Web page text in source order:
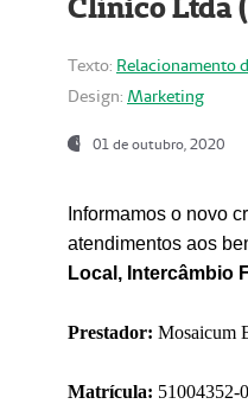
Texto: Relacionamento
Design: Marketing
01 de outubro, 2020
Informamos o novo
atendimentos aos
Local, Intercâmbio
Prestador: Mosaicum
Matrícula: 51004352-0